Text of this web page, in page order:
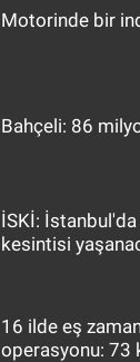
Motorinde bir
Bahçeli: 86
İSKİ:
kesintisi
16 ilde eş
operasyonu: 73